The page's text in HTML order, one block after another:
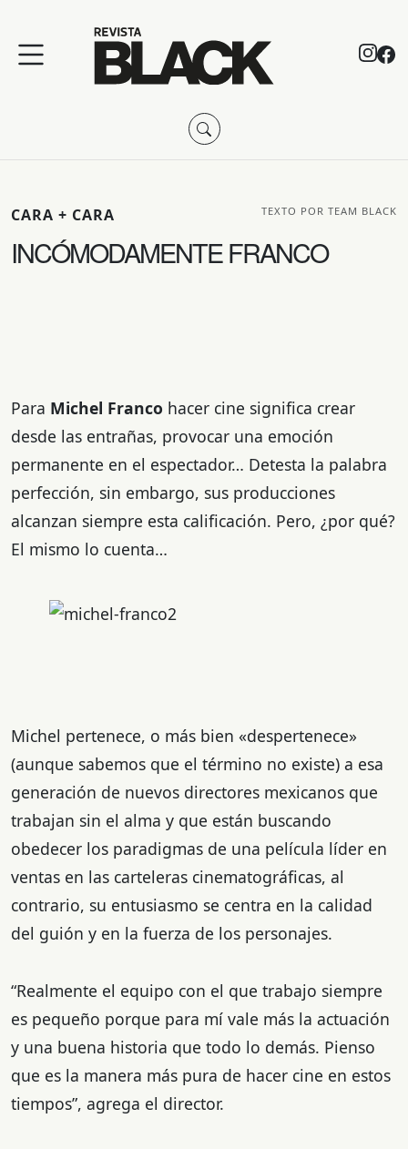
CARA + CARA TEXTO POR TEAM BLACK
INCÓMODAMENTE FRANCO
Para Michel Franco hacer cine significa crear
desde las entrañas, provocar una emoción
permanente en el espectador… Detesta la palabra
perfección, sin embargo, sus producciones
alcanzan siempre esta calificación. Pero, ¿por qué?
El mismo lo cuenta…
Michel pertenece, o más bien «despertenece»
(aunque sabemos que el término no existe) a esa
generación de nuevos directores mexicanos que
trabajan sin el alma y que están buscando
obedecer los paradigmas de una película líder en
ventas en las carteleras cinematográficas, al
contrario, su entusiasmo se centra en la calidad
del guión y en la fuerza de los personajes.
“Realmente el equipo con el que trabajo siempre
es pequeño porque para mí vale más la actuación
y una buena historia que todo lo demás. Pienso
que es la manera más pura de hacer cine en estos
tiempos”, agrega el director.